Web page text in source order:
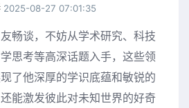
2025-08-27 07:01:35
畅谈，不妨从学术研究、科技
思考等高深话题入手，这些领
了他深厚的学识底蕴和敏锐的
能激发彼此对未知世界的好奇